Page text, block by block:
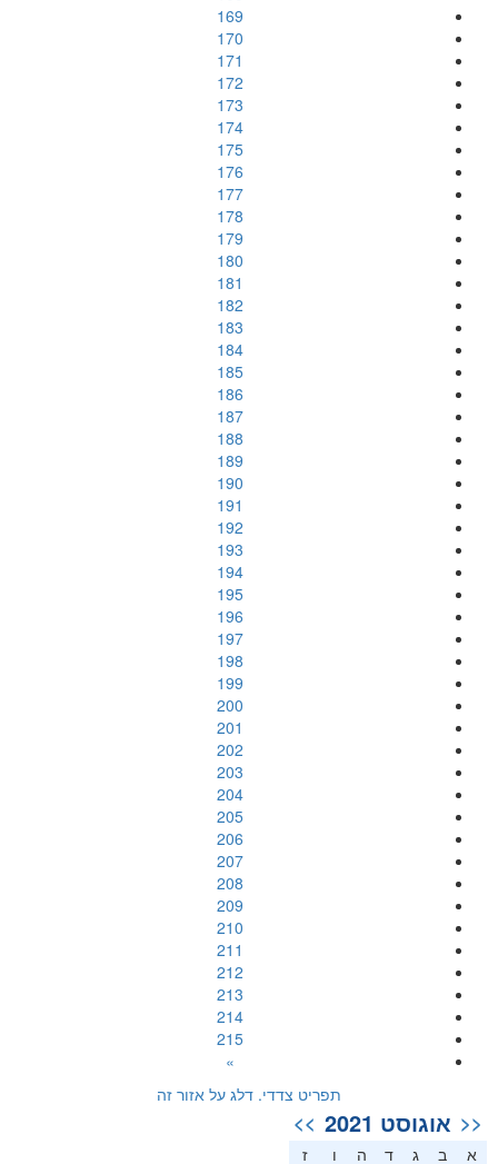
169
170
171
172
173
174
175
176
177
178
179
180
181
182
183
184
185
186
187
188
189
190
191
192
193
194
195
196
197
198
199
200
201
202
203
204
205
206
207
208
209
210
211
212
213
214
215
»
תפריט צדדי. דלג על אזור זה
<< אוגוסט 2021 >>
א ב ג ד ה ז